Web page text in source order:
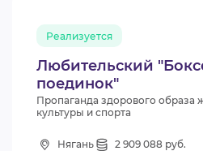
Любительский
поединок"
Реализуется
Пропаганда здорового образа
культуры и спорта
Нягань
2 909 088 руб.